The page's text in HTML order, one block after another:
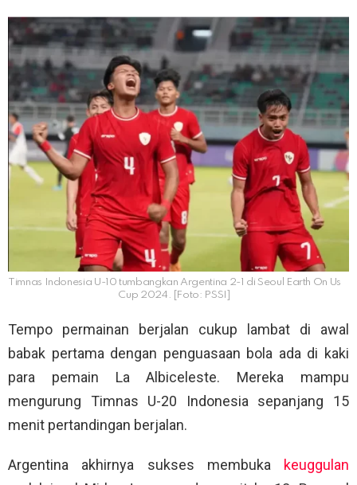
Timnas Indonesia U-10 tumbangkan Argentina 2-1 di Seoul Earth On Us
Cup 2024. [Foto: PSSI]
Tempo permainan berjalan cukup lambat di awal
babak pertama dengan penguasaan bola ada di kaki
para pemain La Albiceleste. Mereka mampu
mengurung Timnas U-20 Indonesia sepanjang 15
menit pertandingan berjalan.
Argentina akhirnya sukses membuka keuggulan